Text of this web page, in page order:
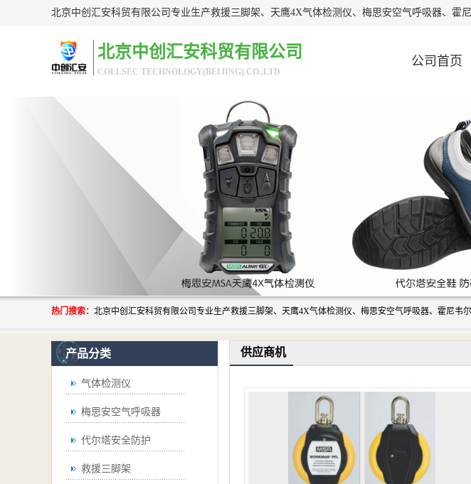
北京中创汇安科贸有限公司
COLLSEC TECHNOLOGY(BEIJING) CO.,LTD
公司首页
热门搜索：
产品分类
气体检测仪
梅思安空气呼吸器
代尔塔安全防护
救援三脚架
供应商机